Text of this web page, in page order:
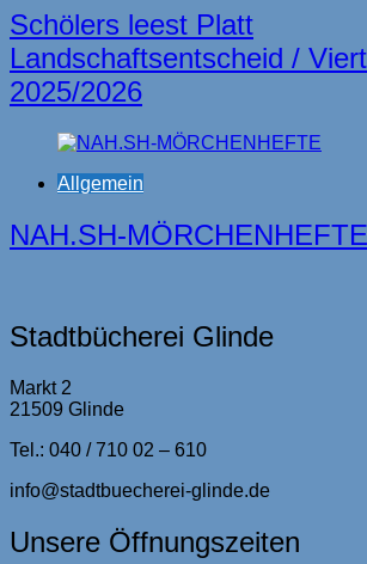
Schölers leest Platt
Landschaftsentscheid /
2025/2026
Allgemein
NAH.SH-MÖRCHENHEFTE
Stadtbücherei Glinde
Markt 2
21509 Glinde
Tel.: 040 / 710 02 – 610
info@stadtbuecherei-glinde.de
Unsere Öffnungszeiten